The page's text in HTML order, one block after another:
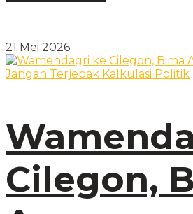
21 Mei 2026
Cilegon,